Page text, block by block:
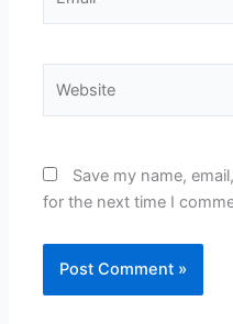
Save my name,
for the next time I